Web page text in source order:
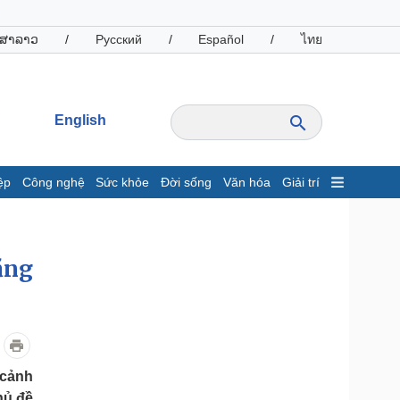
າລາວ / Русский / Español / ไทย
English
Công nghệ Sức khỏe Đời sống Văn hóa Giải trí
nghiệp
nghiệp
tin doanh nghiệp